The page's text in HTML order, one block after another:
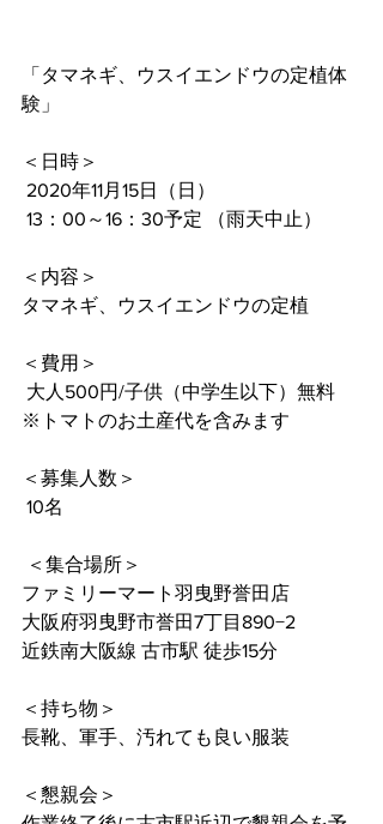
「タマネギ、ウスイエンドウの定植体
験」
＜日時＞
2020年11月15日（日）
13：00～16：30予定 （雨天中止）
＜内容＞
タマネギ、ウスイエンドウの定植
＜費用＞
大人500円/子供（中学生以下）無料
※トマトのお土産代を含みます
＜募集人数＞
10名
＜集合場所＞
ファミリーマート羽曳野誉田店
大阪府羽曳野市誉田7丁目890−2
近鉄南大阪線 古市駅 徒歩15分
＜持ち物＞
長靴、軍手、汚れても良い服装
＜懇親会＞